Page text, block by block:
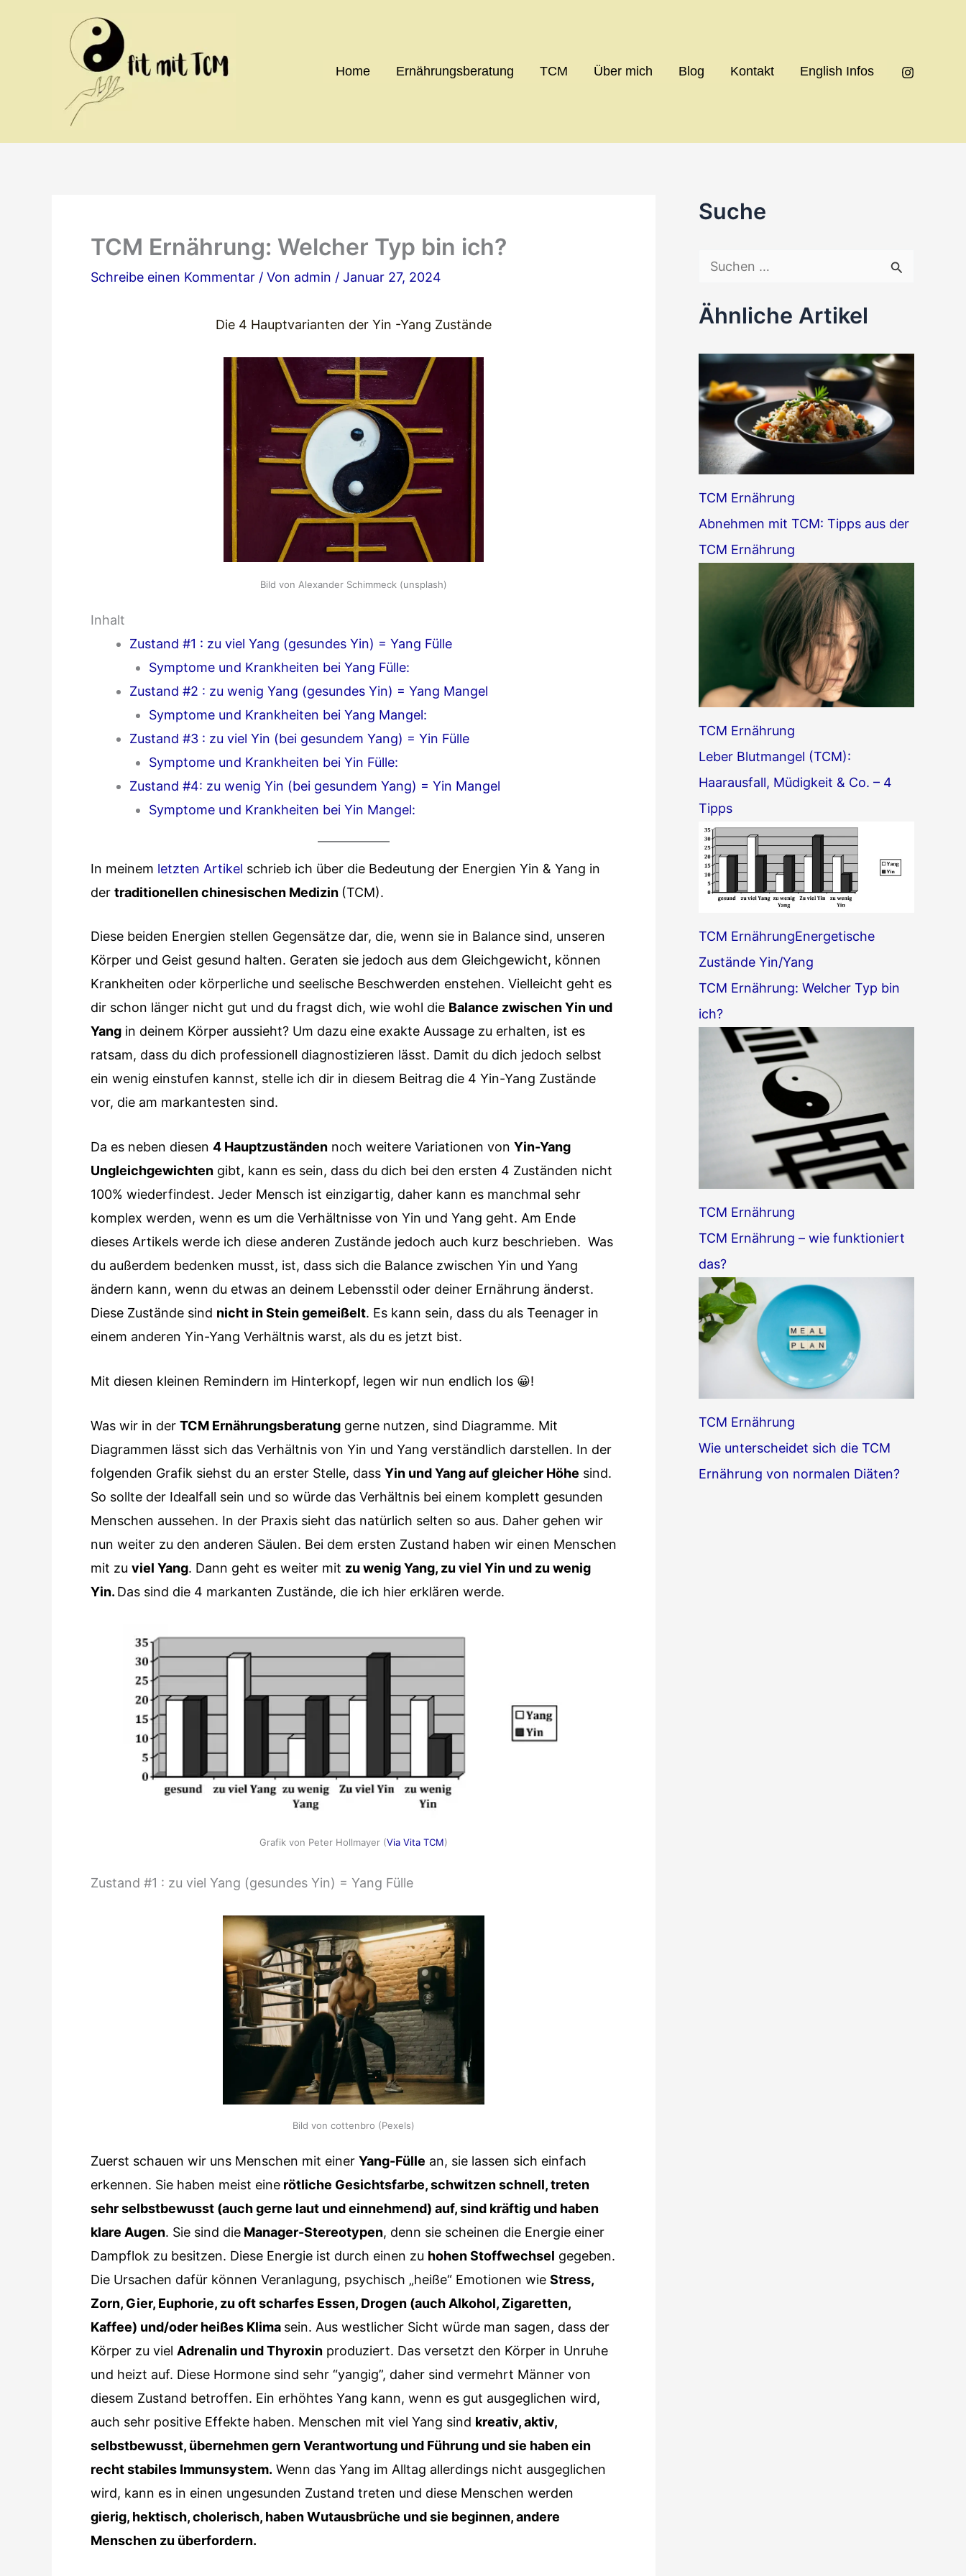
Home Ernährungsberatung TCM Über mich Blog Kontakt English Infos
TCM Ernährung: Welcher Typ bin ich?
Schreibe einen Kommentar / Von admin / Januar 27, 2024
Die 4 Hauptvarianten der Yin -Yang Zustände
Bild von Alexander Schimmeck (unsplash)
Inhalt
Zustand #1 : zu viel Yang (gesundes Yin) = Yang Fülle
Symptome und Krankheiten bei Yang Fülle:
Zustand #2 : zu wenig Yang (gesundes Yin) = Yang Mangel
Symptome und Krankheiten bei Yang Mangel:
Zustand #3 : zu viel Yin (bei gesundem Yang) = Yin Fülle
Symptome und Krankheiten bei Yin Fülle:
Zustand #4: zu wenig Yin (bei gesundem Yang) = Yin Mangel
Symptome und Krankheiten bei Yin Mangel:
In meinem letzten Artikel schrieb ich über die Bedeutung der Energien Yin & Yang in
der traditionellen chinesischen Medizin (TCM).
Diese beiden Energien stellen Gegensätze dar, die, wenn sie in Balance sind, unseren
Körper und Geist gesund halten. Geraten sie jedoch aus dem Gleichgewicht, können
Krankheiten oder körperliche und seelische Beschwerden enstehen. Vielleicht geht es
dir schon länger nicht gut und du fragst dich, wie wohl die Balance zwischen Yin und
Yang in deinem Körper aussieht? Um dazu eine exakte Aussage zu erhalten, ist es
ratsam, dass du dich professionell diagnostizieren lässt. Damit du dich jedoch selbst
ein wenig einstufen kannst, stelle ich dir in diesem Beitrag die 4 Yin-Yang Zustände
vor, die am markantesten sind.
Da es neben diesen 4 Hauptzuständen noch weitere Variationen von Yin-Yang
Ungleichgewichten gibt, kann es sein, dass du dich bei den ersten 4 Zuständen nicht
100% wiederfindest. Jeder Mensch ist einzigartig, daher kann es manchmal sehr
komplex werden, wenn es um die Verhältnisse von Yin und Yang geht. Am Ende
dieses Artikels werde ich diese anderen Zustände jedoch auch kurz beschrieben. Was
du außerdem bedenken musst, ist, dass sich die Balance zwischen Yin und Yang
ändern kann, wenn du etwas an deinem Lebensstil oder deiner Ernährung änderst.
Diese Zustände sind nicht in Stein gemeißelt. Es kann sein, dass du als Teenager in
einem anderen Yin-Yang Verhältnis warst, als du es jetzt bist.
Mit diesen kleinen Remindern im Hinterkopf, legen wir nun endlich los 😀!
Was wir in der TCM Ernährungsberatung gerne nutzen, sind Diagramme. Mit
Diagrammen lässt sich das Verhältnis von Yin und Yang verständlich darstellen. In der
folgenden Grafik siehst du an erster Stelle, dass Yin und Yang auf gleicher Höhe sind.
So sollte der Idealfall sein und so würde das Verhältnis bei einem komplett gesunden
Menschen aussehen. In der Praxis sieht das natürlich selten so aus. Daher gehen wir
nun weiter zu den anderen Säulen. Bei dem ersten Zustand haben wir einen Menschen
mit zu viel Yang. Dann geht es weiter mit zu wenig Yang, zu viel Yin und zu wenig
Yin. Das sind die 4 markanten Zustände, die ich hier erklären werde.
Grafik von Peter Hollmayer (Via Vita TCM)
Zustand #1 : zu viel Yang (gesundes Yin) = Yang Fülle
Bild von cottenbro (Pexels)
Zuerst schauen wir uns Menschen mit einer Yang-Fülle an, sie lassen sich einfach
erkennen. Sie haben meist eine rötliche Gesichtsfarbe, schwitzen schnell, treten
sehr selbstbewusst (auch gerne laut und einnehmend) auf, sind kräftig und haben
klare Augen. Sie sind die Manager-Stereotypen, denn sie scheinen die Energie einer
Dampflok zu besitzen. Diese Energie ist durch einen zu hohen Stoffwechsel gegeben.
Die Ursachen dafür können Veranlagung, psychisch „heiße“ Emotionen wie Stress,
Zorn, Gier, Euphorie, zu oft scharfes Essen, Drogen (auch Alkohol, Zigaretten,
Kaffee) und/oder heißes Klima sein. Aus westlicher Sicht würde man sagen, dass der
Körper zu viel Adrenalin und Thyroxin produziert. Das versetzt den Körper in Unruhe
und heizt auf. Diese Hormone sind sehr “yangig”, daher sind vermehrt Männer von
diesem Zustand betroffen. Ein erhöhtes Yang kann, wenn es gut ausgeglichen wird,
auch sehr positive Effekte haben. Menschen mit viel Yang sind kreativ, aktiv,
selbstbewusst, übernehmen gern Verantwortung und Führung und sie haben ein
recht stabiles Immunsystem. Wenn das Yang im Alltag allerdings nicht ausgeglichen
wird, kann es in einen ungesunden Zustand treten und diese Menschen werden
gierig, hektisch, cholerisch, haben Wutausbrüche und sie beginnen, andere
Menschen zu überfordern.
Suche
c
e
n
n
c
h
:
Ähnliche Artikel
TCM Ernährung
Abnehmen mit TCM: Tipps aus der
TCM Ernährung
TCM Ernährung
Leber Blutmangel (TCM):
Haarausfall, Müdigkeit & Co. – 4
Tipps
TCM ErnährungEnergetische
Zustände Yin/Yang
TCM Ernährung: Welcher Typ bin
ich?
TCM Ernährung
TCM Ernährung – wie funktioniert
das?
TCM Ernährung
Wie unterscheidet sich die TCM
Ernährung von normalen Diäten?